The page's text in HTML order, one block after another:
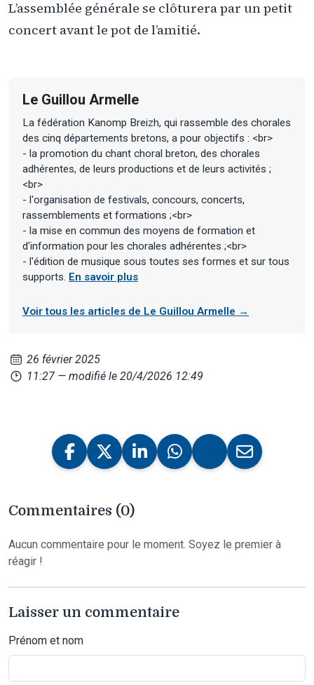
L’assemblée générale se clôturera par un petit
concert avant le pot de l’amitié.
Le Guillou Armelle
La fédération Kanomp Breizh, qui rassemble des chorales
des cinq départements bretons, a pour objectifs : <br>
- la promotion du chant choral breton, des chorales
adhérentes, de leurs productions et de leurs activités ;
<br>
- l'organisation de festivals, concours, concerts,
rassemblements et formations ;<br>
- la mise en commun des moyens de formation et
d'information pour les chorales adhérentes ;<br>
- l'édition de musique sous toutes ses formes et sur tous
supports. En savoir plus
Voir tous les articles de Le Guillou Armelle →
26 février 2025
11:27 — modifié le 20/4/2026 12:49
Commentaires (0)
Aucun commentaire pour le moment. Soyez le premier à
réagir !
Laisser un commentaire
Prénom et nom